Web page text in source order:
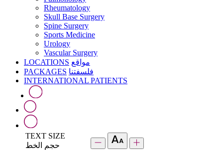
Rheumatology
Skull Base Surgery
Spine Surgery
Sports Medicine
Urology
Vascular Surgery
LOCATIONS مواقع
PACKAGES فلسفتنا
INTERNATIONAL PATIENTS
TEXT SIZE
حجم الخط